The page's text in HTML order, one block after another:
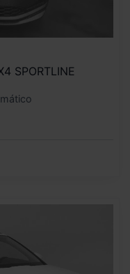
SPORTLINE